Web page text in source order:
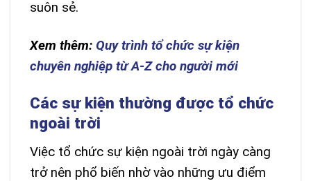
suôn sẻ.
Xem thêm:Quy trình tổ chức sự kiện
chuyên nghiệp từ A-Z cho người mới
Các sự kiện thường được tổ chức
ngoài trời
Việc tổ chức sự kiện ngoài trời ngày càng
trở nên phổ biến nhờ vào những ưu điểm